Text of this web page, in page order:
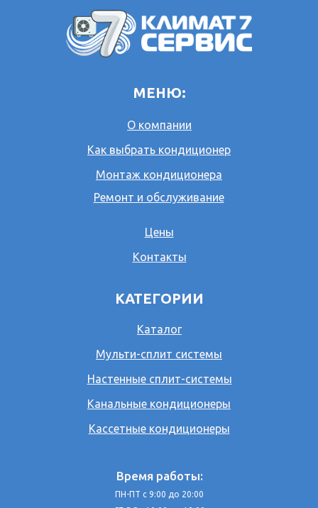
Время работы:
ПН-ПТ с 9:00 до 20:00
МЕНЮ:
О компании
Как выбрать кондиционер
Цены
Ремонт и обслуживание
Контакты
Кассетные кондиционеры
Канальные кондиционеры
Настенные сплит-системы
Мульти-сплит системы
Каталог
КАТЕГОРИИ
Монтаж кондиционера